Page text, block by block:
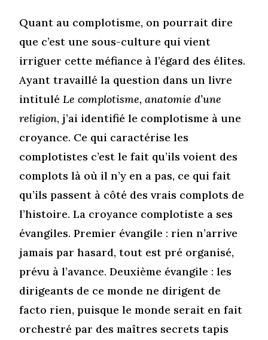
Quant au complotisme, on pourrait dire
que c’est une sous-culture qui vient
irriguer cette méfiance à l’égard des élites.
Ayant travaillé la question dans un livre
intituléLe complotisme, anatomie d’une
religion, j’ai identifié le complotisme à une
croyance. Ce qui caractérise les
complotistes c’est le fait qu’ils voient des
complots là où il n’y en a pas, ce qui fait
qu’ils passent à côté des vrais complots de
l’histoire. La croyance complotiste a ses
évangiles. Premier évangile : rien n’arrive
jamais par hasard, tout est pré organisé,
prévu à l’avance. Deuxième évangile : les
dirigeants de ce monde ne dirigent de
facto rien, puisque le monde serait en fait
orchestré par des maîtres secrets tapis